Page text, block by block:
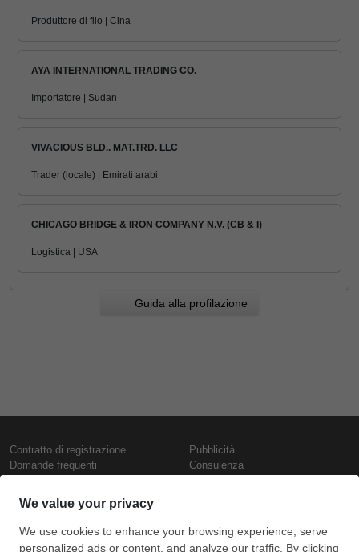
Produttore di filo | Cina
AYA INTERNATIONAL TRADING CO.
Importatore | Sudan
VIVACIOUS BLD.. MAT.TRD. LLC
Trader (locale) | Emirati arabi
CHICAGO BRIDGE & IRON COMPANY N.V. (CB & I)
Logistica | USA
Guida alla profilazione
Contratto di registrazione
Domande frequenti
Presentazione
Contattaci
Termini di utilizzo
Politica di riservatezza
Pubblicità
Consulenza